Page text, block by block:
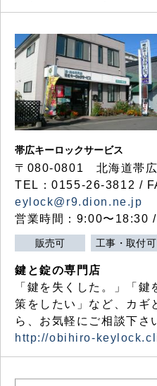
帯広キーロックサービス
〒080-0801 北海道帯
TEL：0155-26-3812 /
eylock@r9.dion.ne.jp
営業時間：9:00〜18:30 /
販売可 工事・取付可
鍵と錠の専門店
「鍵を失くした。」「
策をしたい」など、カギ
ら、お気軽にご相談下さ
http://obihiro-